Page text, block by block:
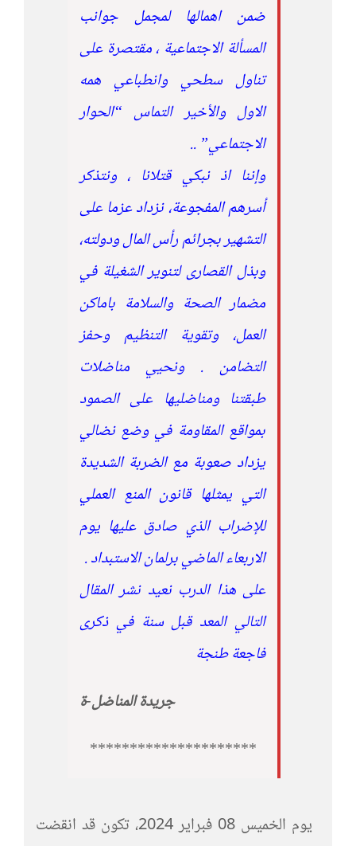
ضمن اهمالها لمجمل جوانب
المسألة الاجتماعية ، مقتصرة على
تناول سطحي وانطباعي همه
الاول والأخير التماس “الحوار
الاجتماعي” ..
وإننا اذ نبكي قتلانا ، ونتذكر
أسرهم المفجوعة، نزداد عزما على
التشهير بجرائم رأس المال ودولته،
وبذل القصارى لتنوير الشغيلة في
مضمار الصحة والسلامة باماكن
العمل، وتقوية التنظيم وحفز
التضامن . ونحيي مناضلات
طبقتنا ومناضليها على الصمود
بمواقع المقاومة في وضع نضالي
يزداد صعوبة مع الضربة الشديدة
التي يمثلها قانون المنع العملي
للإضراب الذي صادق عليها يوم
الاربعاء الماضي برلمان الاستبداد .
على هذا الدرب نعيد نشر المقال
التالي المعد قبل سنة في ذكرى
فاجعة طنجة
جريدة المناضل-ة
*********************
يوم الخميس 08 فبراير 2024، تكون قد انقضت